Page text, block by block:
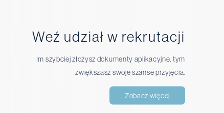
Weź udział w rekrutacji
Im szybciej złożysz dokumenty aplikacyjne, tym
zwiększasz swoje szanse przyjęcia.
Zobacz więcej